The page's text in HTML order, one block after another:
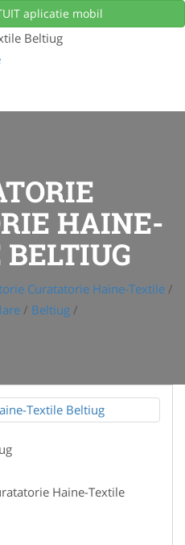
aplicatie mobil
Beltiug
HAINE-
Curatatorie Haine-Textile /
/ Beltiug/
Haine-Textile